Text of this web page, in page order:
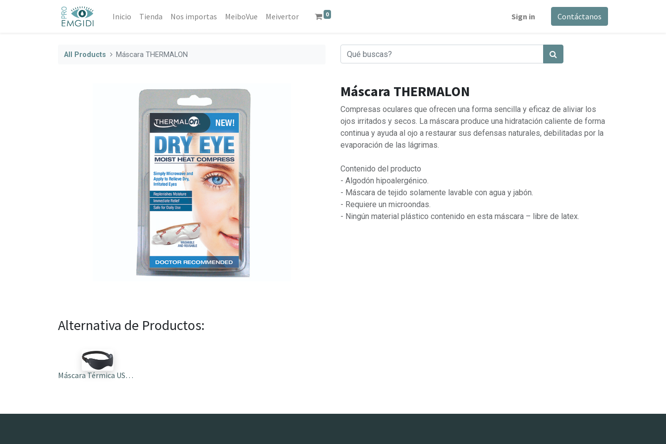
Inicio Tienda Nos importas MeiboVue Meivertor 0 Sign in Contáctanos
All Products Máscara THERMALON
Máscara THERMALON
Compresas oculares que ofrecen una forma sencilla y eficaz de aliviar los
ojos irritados y secos. La máscara produce una hidratación caliente de forma
continua y ayuda al ojo a restaurar sus defensas naturales, debilitadas por la
evaporación de las lágrimas.
Contenido del producto
- Algodón hipoalergénico.
- Máscara de tejido solamente lavable con agua y jabón.
- Requiere un microondas.
- Ningún material plástico contenido en esta máscara – libre de latex.
Alternativa de Productos:
Máscara Térmica USB 44 I-RELIEF